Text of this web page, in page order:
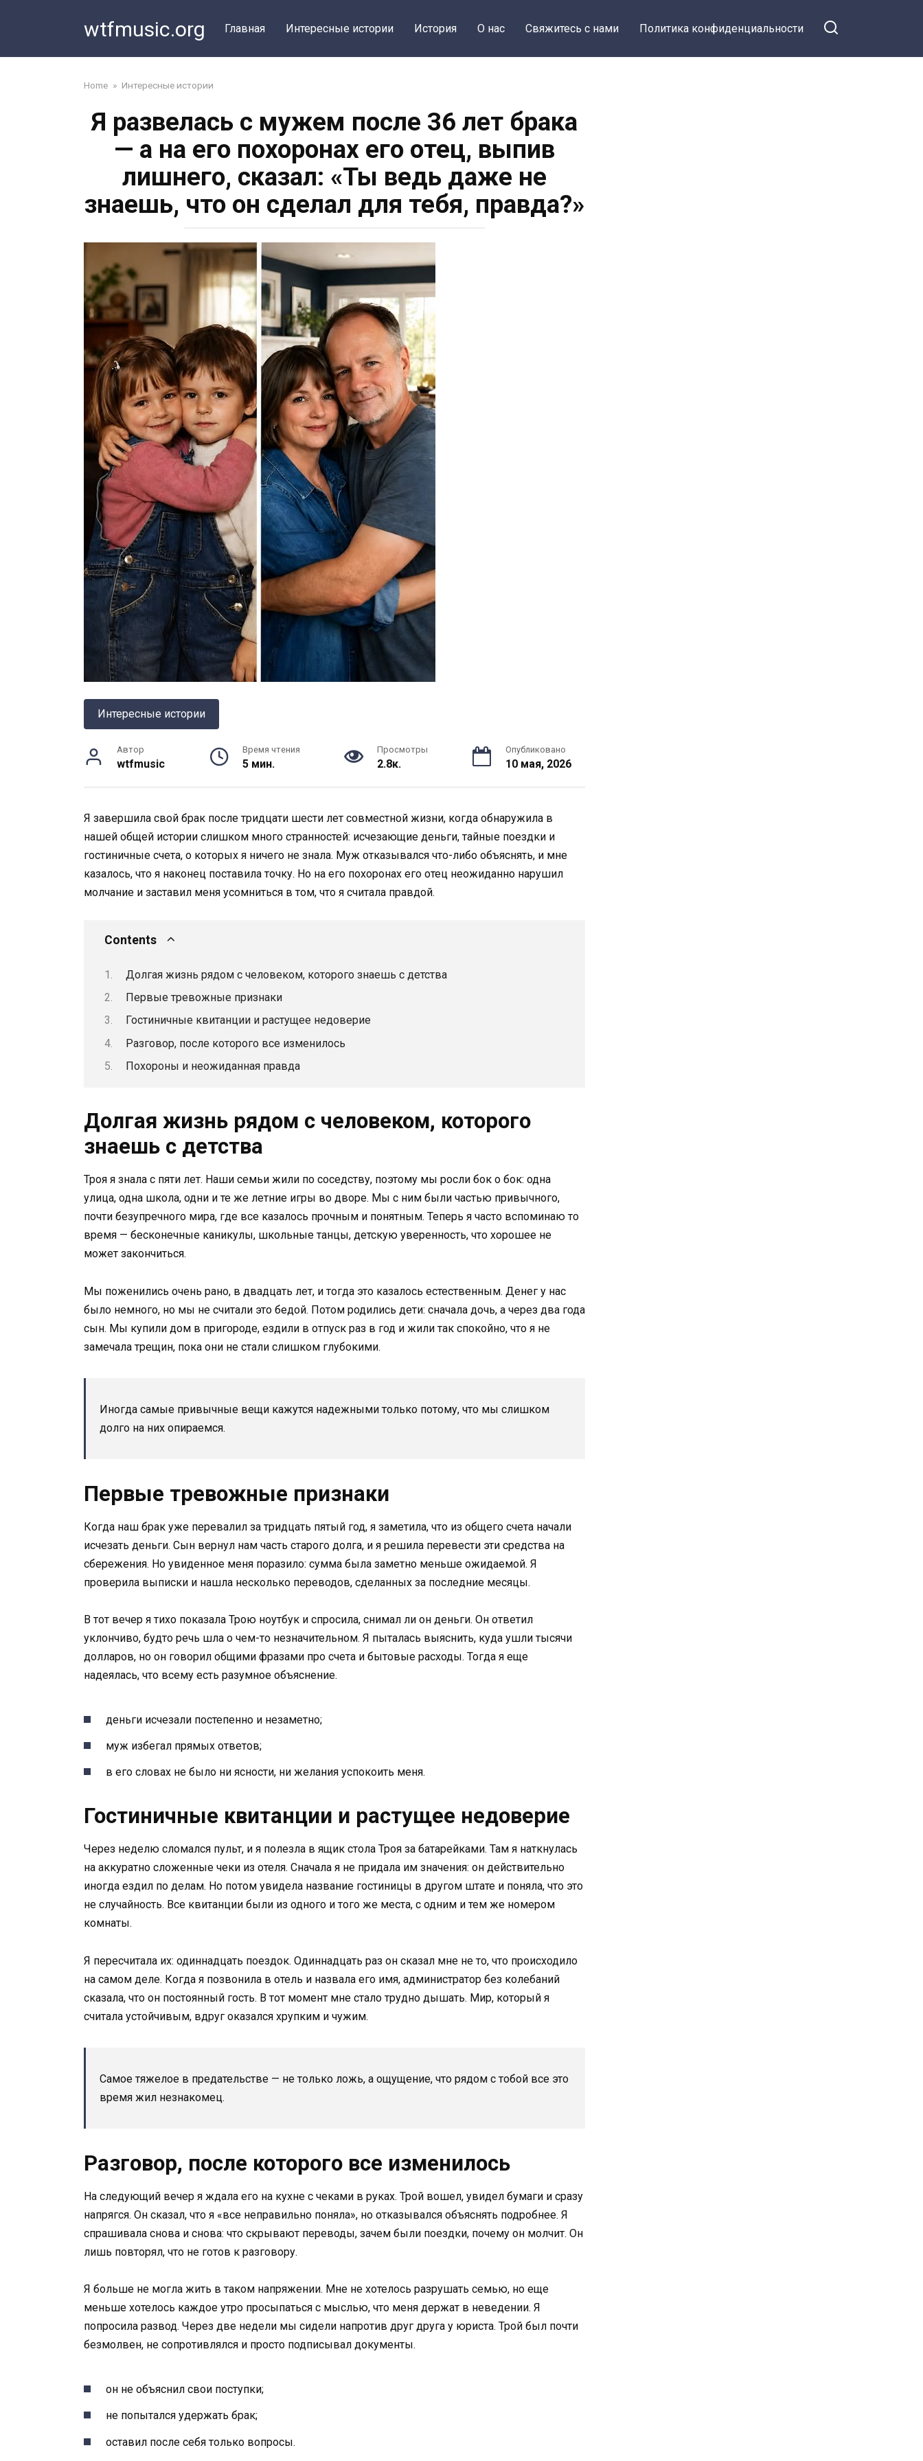
wtfmusic.org Главная Интересные истории История О нас Свяжитесь с нами Политика конфиденциальности
Home » Интересные истории
Я развелась с мужем после 36 лет брака
— а на его похоронах его отец, выпив
лишнего, сказал: «Ты ведь даже не
знаешь, что он сделал для тебя, правда?»
Интересные истории
Автор
wtfmusic
Время чтения
5 мин.
Просмотры
2.8к.
Опубликовано
10 мая, 2026
Я завершила свой брак после тридцати шести лет совместной жизни, когда обнаружила в
нашей общей истории слишком много странностей: исчезающие деньги, тайные поездки и
гостиничные счета, о которых я ничего не знала. Муж отказывался что-либо объяснять, и мне
казалось, что я наконец поставила точку. Но на его похоронах его отец неожиданно нарушил
молчание и заставил меня усомниться в том, что я считала правдой.
Contents
Долгая жизнь рядом с человеком, которого знаешь с детства
Первые тревожные признаки
Гостиничные квитанции и растущее недоверие
Разговор, после которого все изменилось
Похороны и неожиданная правда
Долгая жизнь рядом с человеком, которого
знаешь с детства
Троя я знала с пяти лет. Наши семьи жили по соседству, поэтому мы росли бок о бок: одна
улица, одна школа, одни и те же летние игры во дворе. Мы с ним были частью привычного,
почти безупречного мира, где все казалось прочным и понятным. Теперь я часто вспоминаю то
время — бесконечные каникулы, школьные танцы, детскую уверенность, что хорошее не
может закончиться.
Мы поженились очень рано, в двадцать лет, и тогда это казалось естественным. Денег у нас
было немного, но мы не считали это бедой. Потом родились дети: сначала дочь, а через два года
сын. Мы купили дом в пригороде, ездили в отпуск раз в год и жили так спокойно, что я не
замечала трещин, пока они не стали слишком глубокими.
Иногда самые привычные вещи кажутся надежными только потому, что мы слишком
долго на них опираемся.
Первые тревожные признаки
Когда наш брак уже перевалил за тридцать пятый год, я заметила, что из общего счета начали
исчезать деньги. Сын вернул нам часть старого долга, и я решила перевести эти средства на
сбережения. Но увиденное меня поразило: сумма была заметно меньше ожидаемой. Я
проверила выписки и нашла несколько переводов, сделанных за последние месяцы.
В тот вечер я тихо показала Трою ноутбук и спросила, снимал ли он деньги. Он ответил
уклончиво, будто речь шла о чем-то незначительном. Я пыталась выяснить, куда ушли тысячи
долларов, но он говорил общими фразами про счета и бытовые расходы. Тогда я еще
надеялась, что всему есть разумное объяснение.
деньги исчезали постепенно и незаметно;
муж избегал прямых ответов;
в его словах не было ни ясности, ни желания успокоить меня.
Гостиничные квитанции и растущее недоверие
Через неделю сломался пульт, и я полезла в ящик стола Троя за батарейками. Там я наткнулась
на аккуратно сложенные чеки из отеля. Сначала я не придала им значения: он действительно
иногда ездил по делам. Но потом увидела название гостиницы в другом штате и поняла, что это
не случайность. Все квитанции были из одного и того же места, с одним и тем же номером
комнаты.
Я пересчитала их: одиннадцать поездок. Одиннадцать раз он сказал мне не то, что происходило
на самом деле. Когда я позвонила в отель и назвала его имя, администратор без колебаний
сказала, что он постоянный гость. В тот момент мне стало трудно дышать. Мир, который я
считала устойчивым, вдруг оказался хрупким и чужим.
Самое тяжелое в предательстве — не только ложь, а ощущение, что рядом с тобой все это
время жил незнакомец.
Разговор, после которого все изменилось
На следующий вечер я ждала его на кухне с чеками в руках. Трой вошел, увидел бумаги и сразу
напрягся. Он сказал, что я «все неправильно поняла», но отказывался объяснять подробнее. Я
спрашивала снова и снова: что скрывают переводы, зачем были поездки, почему он молчит. Он
лишь повторял, что не готов к разговору.
Я больше не могла жить в таком напряжении. Мне не хотелось разрушать семью, но еще
меньше хотелось каждое утро просыпаться с мыслью, что меня держат в неведении. Я
попросила развод. Через две недели мы сидели напротив друг друга у юриста. Трой был почти
безмолвен, не сопротивлялся и просто подписывал документы.
он не объяснил свои поступки;
не попытался удержать брак;
оставил после себя только вопросы.